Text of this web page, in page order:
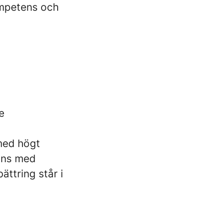
och
högt
med
står i